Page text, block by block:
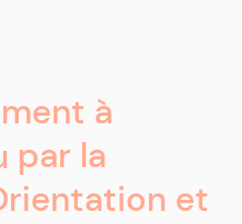
à
par la
et